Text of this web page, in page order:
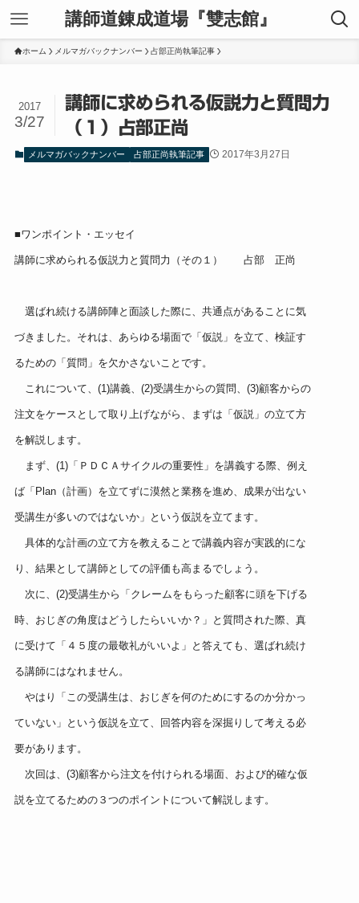
講師道錬成道場『雙志館』
ホーム メルマガバックナンバー 占部正尚執筆記事
講師に求められる仮説力と質問力
（１）占部正尚
2017
3/27
メルマガバックナンバー 占部正尚執筆記事 2017年3月27日
■ワンポイント・エッセイ
講師に求められる仮説力と質問力（その１） 占部 正尚
選ばれ続ける講師陣と面談した際に、共通点があることに気
づきました。それは、あらゆる場面で「仮説」を立て、検証す
るための「質問」を欠かさないことです。
これについて、(1)講義、(2)受講生からの質問、(3)顧客からの
注文をケースとして取り上げながら、まずは「仮説」の立て方
を解説します。
まず、(1)「ＰＤＣＡサイクルの重要性」を講義する際、例え
ば「Plan（計画）を立てずに漠然と業務を進め、成果が出ない
受講生が多いのではないか」という仮説を立てます。
具体的な計画の立て方を教えることで講義内容が実践的にな
り、結果として講師としての評価も高まるでしょう。
次に、(2)受講生から「クレームをもらった顧客に頭を下げる
時、おじぎの角度はどうしたらいいか？」と質問された際、真
に受けて「４５度の最敬礼がいいよ」と答えても、選ばれ続け
る講師にはなれません。
やはり「この受講生は、おじぎを何のためにするのか分かっ
ていない」という仮説を立て、回答内容を深掘りして考える必
要があります。
次回は、(3)顧客から注文を付けられる場面、および的確な仮
説を立てるための３つのポイントについて解説します。